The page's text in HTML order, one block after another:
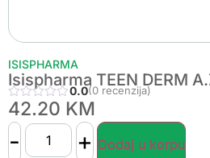
ISISPHARMA
Isispharma TEEN DERM
0.0(0 recenzija)
42.20 KM
- + Dodaj u korpu